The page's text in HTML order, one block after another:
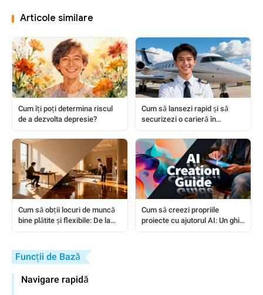
Articole similare
Cum îți poți determina riscul
de a dezvolta depresie?
Cum să lansezi rapid și să
securizezi o carieră în
Cum să obții locuri de muncă
bine plătite și flexibile: De la
Cum să creezi propriile
proiecte cu ajutorul AI: Un ghid
Funcții de Bază
Navigare rapidă